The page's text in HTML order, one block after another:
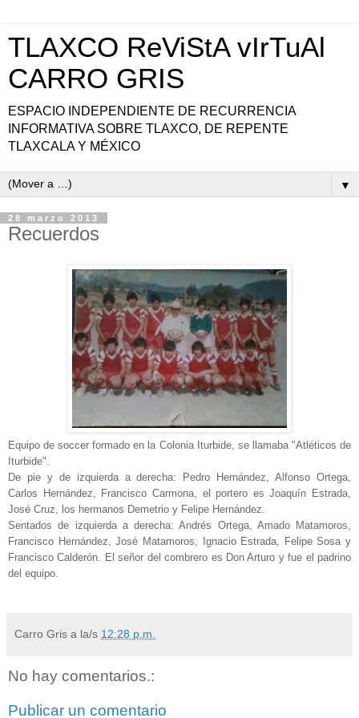
TLAXCO ReViStA vIrTuAl
CARRO GRIS
ESPACIO INDEPENDIENTE DE RECURRENCIA
INFORMATIVA SOBRE TLAXCO, DE REPENTE
TLAXCALA Y MÉXICO
▼
28 marzo 2013
Recuerdos
Equipo de soccer formado en la Colonia Iturbide, se llamaba "Atléticos de
Iturbide".
De pie y de izquierda a derecha: Pedro Hernández, Alfonso Ortega,
Carlos Hernández, Francisco Carmona, el portero es Joaquín Estrada,
José Cruz, los hermanos Demetrio y Felipe Hernández.
Sentados de izquierda a derecha: Andrés Ortega, Amado Matamoros,
Francisco Hernández, José Matamoros, Ignacio Estrada, Felipe Sosa y
Francisco Calderón. El señor del combrero es Don Arturo y fue el padrino
del equipo.
Carro Gris a la/s 12:28 p.m.
No hay comentarios.:
Publicar un comentario